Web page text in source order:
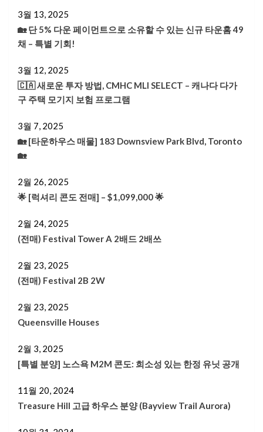
3월 13, 2025
🏡 단 5% 다운 페이먼트으로 소유할 수 있는 신규 타운홈 49
채 – 특별 기회!
3월 12, 2025
🇨🇦 새로운 투자 방법, CMHC MLI SELECT – 캐나다 다가
구 주택 모기지 보험 프로그램
3월 7, 2025
🏡 [타운하우스 매물] 183 Downsview Park Blvd, Toronto
🏡
2월 26, 2025
🌟 [럭셔리 콘도 전매] – $1,099,000 🌟
2월 24, 2025
(전매) Festival Tower A 2배드 2배쓰
2월 23, 2025
(전매) Festival 2B 2W
2월 23, 2025
Queensville Houses
2월 3, 2025
[특별 분양] 노스욕 M2M 콘도: 희소성 있는 한정 유닛 공개
11월 20, 2024
Treasure Hill 고급 하우스 분양 (Bayview Trail Aurora)